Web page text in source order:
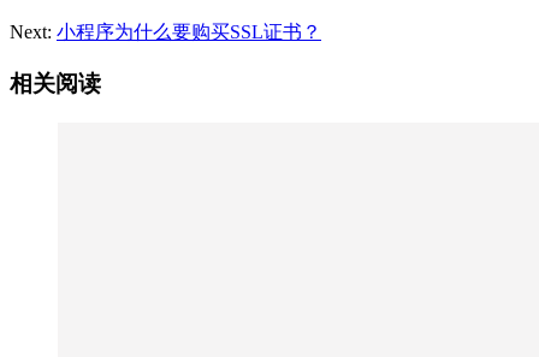
Next: 小程序为什么要购买SSL证书？
相关阅读